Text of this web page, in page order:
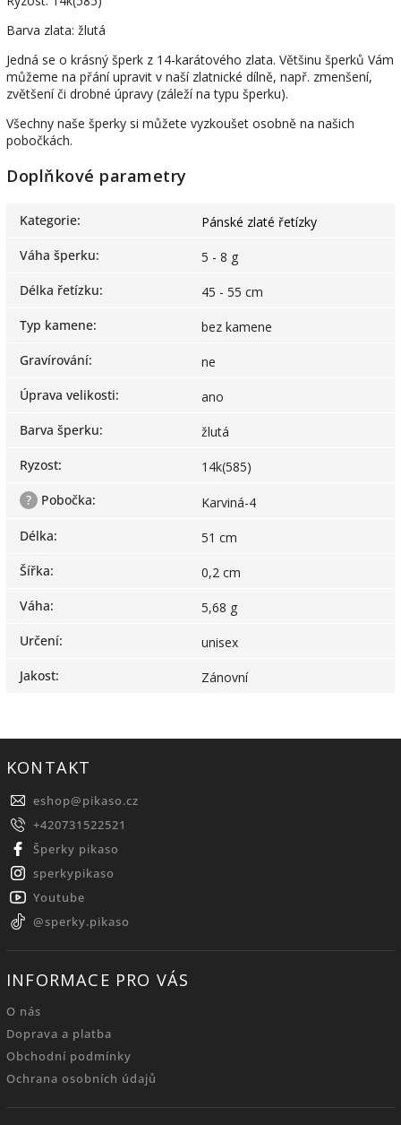
Barva zlata: žlutá
Jedná se o krásný šperk z 14-karátového zlata. Většinu šperků Vám
můžeme na přání upravit v naší zlatnické dílně, např. zmenšení,
zvětšení či drobné úpravy (záleží na typu šperku).
Všechny naše šperky si můžete vyzkoušet osobně na našich
pobočkách.
Doplňkové parametry
Kategorie:
Pánské zlaté řetízky
Váha šperku:
5 - 8 g
Délka řetízku:
45 - 55 cm
Typ kamene:
bez kamene
Gravírování:
ne
Úprava velikosti:
ano
Barva šperku:
žlutá
Ryzost:
14k(585)
?
Pobočka:
Karviná-4
Délka:
51 cm
Šířka:
0,2 cm
Váha:
5,68 g
Určení:
unisex
Jakost: Zánovní
KONTAKT
eshop@pikaso.cz
+420731522521
Šperky pikaso
sperkypikaso
Youtube
@sperky.pikaso
INFORMACE PRO VÁS
O nás
Doprava a platba
Obchodní podmínky
Ochrana osobních údajů